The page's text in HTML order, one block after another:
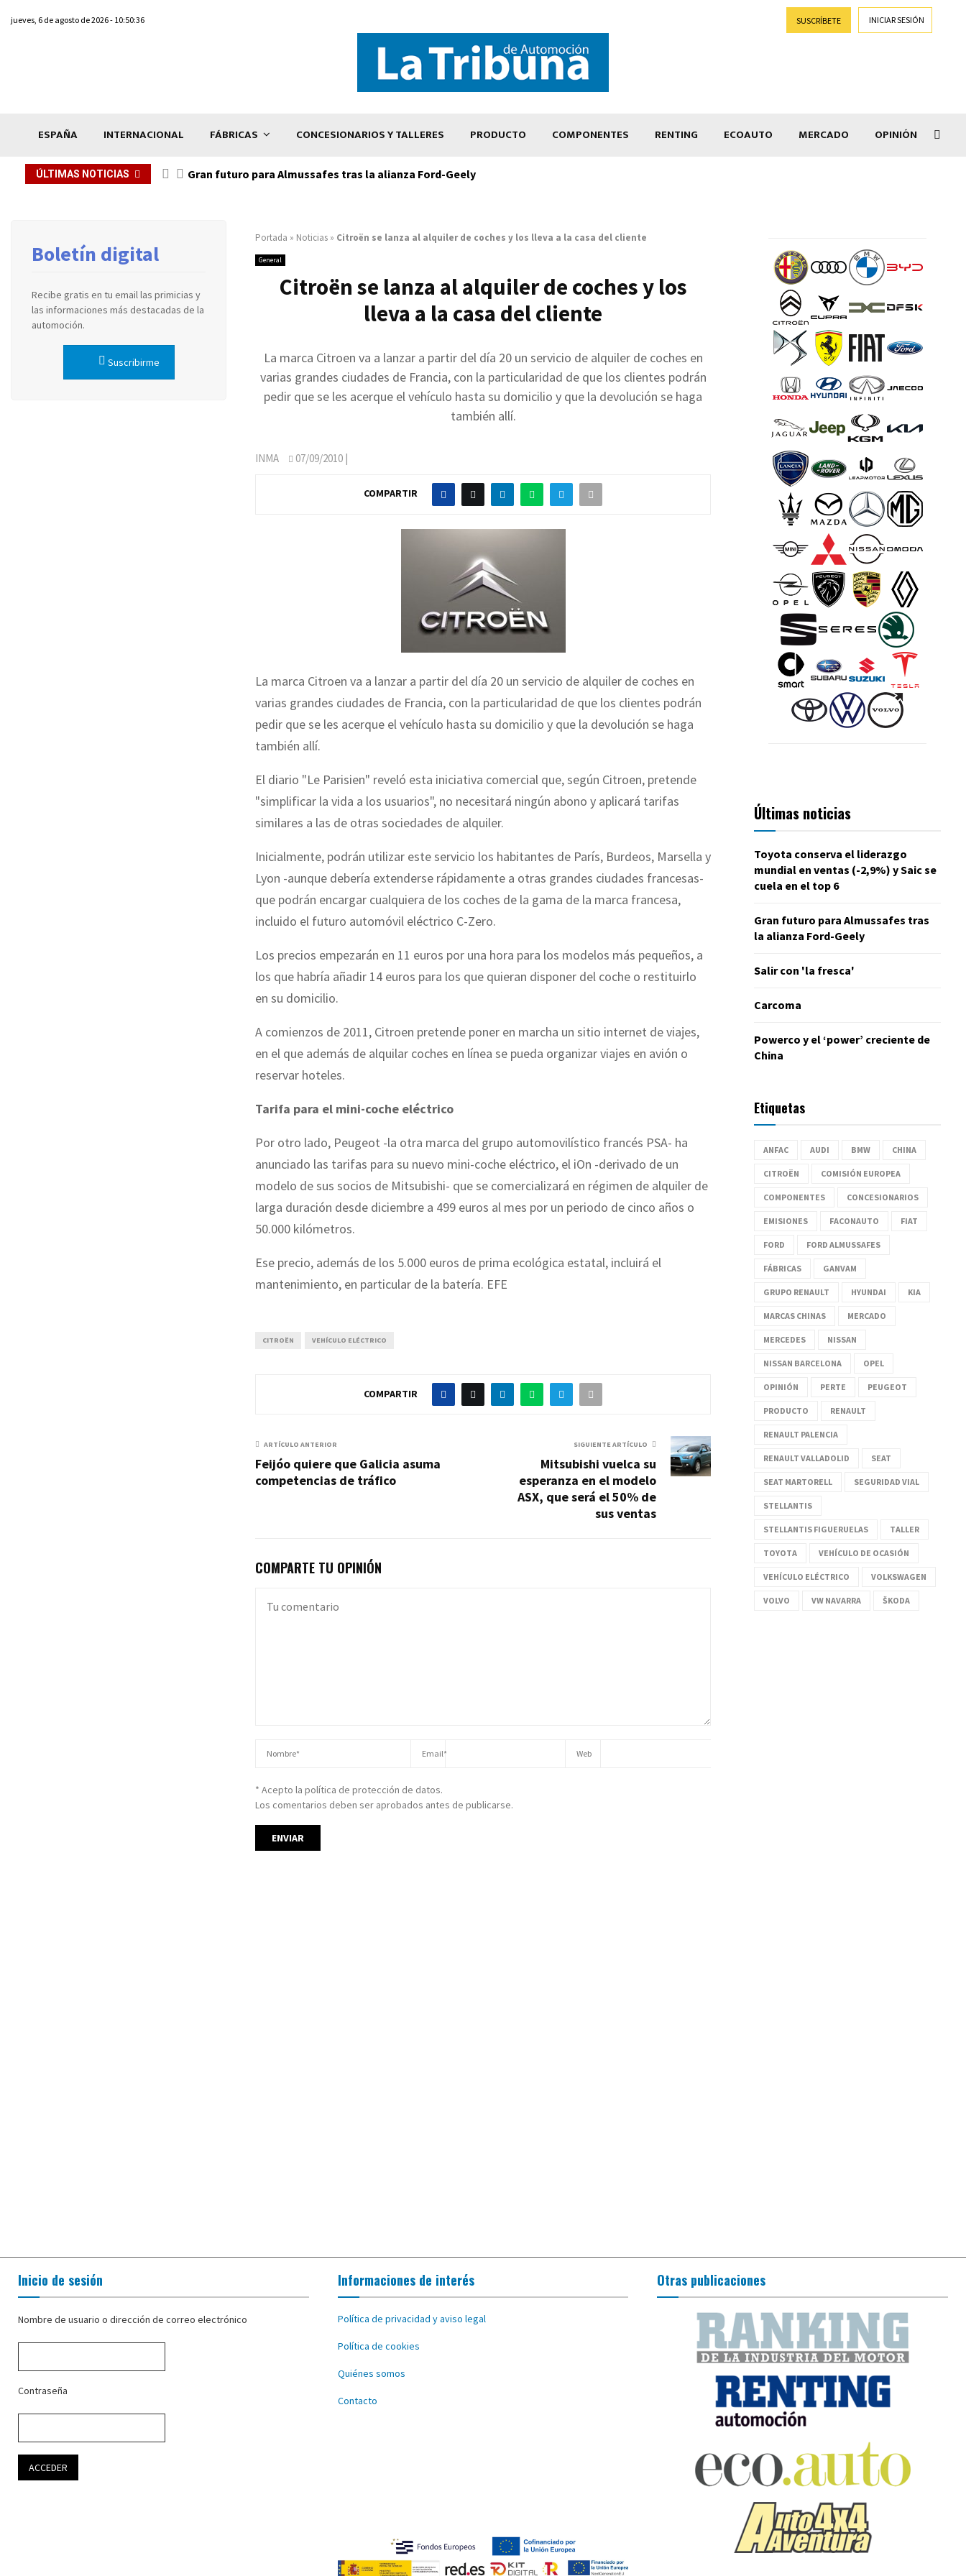
jueves, 6 de agosto de 2026 - 10:50:36 SUSCRÍBETE INICIAR SESIÓN
ESPAÑA INTERNACIONAL FÁBRICAS CONCESIONARIOS Y TALLERES PRODUCTO COMPONENTES RENTING ECOAUTO MERCADO OPINIÓN
ÚLTIMAS NOTICIAS Gran futuro para Almussafes tras la alianza Ford-Geely
Portada » Noticias » Citroën se lanza al alquiler de coches y los lleva a la casa del cliente
General
Citroën se lanza al alquiler de coches y los
lleva a la casa del cliente
La marca Citroen va a lanzar a partir del día 20 un servicio de alquiler de coches en
varias grandes ciudades de Francia, con la particularidad de que los clientes podrán
pedir que se les acerque el vehículo hasta su domicilio y que la devolución se haga
también allí.
INMA 07/09/2010 |
COMPARTIR
La marca Citroen va a lanzar a partir del día 20 un servicio de alquiler de coches en
varias grandes ciudades de Francia, con la particularidad de que los clientes podrán
pedir que se les acerque el vehículo hasta su domicilio y que la devolución se haga
también allí.
El diario "Le Parisien" reveló esta iniciativa comercial que, según Citroen, pretende
"simplificar la vida a los usuarios", no necesitará ningún abono y aplicará tarifas
similares a las de otras sociedades de alquiler.
Inicialmente, podrán utilizar este servicio los habitantes de París, Burdeos, Marsella y
Lyon -aunque debería extenderse rápidamente a otras grandes ciudades francesas-
que podrán encargar cualquiera de los coches de la gama de la marca francesa,
incluido el futuro automóvil eléctrico C-Zero.
Los precios empezarán en 11 euros por una hora para los modelos más pequeños, a
los que habría añadir 14 euros para los que quieran disponer del coche o restituirlo
en su domicilio.
A comienzos de 2011, Citroen pretende poner en marcha un sitio internet de viajes,
en el que además de alquilar coches en línea se pueda organizar viajes en avión o
reservar hoteles.
Tarifa para el mini-coche eléctrico
Por otro lado, Peugeot -la otra marca del grupo automovilístico francés PSA- ha
anunciado las tarifas para su nuevo mini-coche eléctrico, el iOn -derivado de un
modelo de sus socios de Mitsubishi- que se comercializará en régimen de alquiler de
larga duración desde diciembre a 499 euros al mes por un periodo de cinco años o
50.000 kilómetros.
Ese precio, además de los 5.000 euros de prima ecológica estatal, incluirá el
mantenimiento, en particular de la batería. EFE
CITROËN VEHÍCULO ELÉCTRICO
COMPARTIR
ARTÍCULO ANTERIOR
Feijóo quiere que Galicia asuma
competencias de tráfico
SIGUIENTE ARTÍCULO
Mitsubishi vuelca su
esperanza en el modelo
ASX, que será el 50% de
sus ventas
COMPARTE TU OPINIÓN
* Acepto la política de protección de datos.
Los comentarios deben ser aprobados antes de publicarse.
Boletín digital
Recibe gratis en tu email las primicias y
las informaciones más destacadas de la
automoción.
Suscribirme
Últimas noticias
Toyota conserva el liderazgo
mundial en ventas (-2,9%) y Saic se
cuela en el top 6
Gran futuro para Almussafes tras
la alianza Ford-Geely
Salir con 'la fresca'
Carcoma
Powerco y el ‘power’ creciente de
China
Etiquetas
ANFAC AUDI BMW CHINA
CITROËN COMISIÓN EUROPEA
COMPONENTES CONCESIONARIOS
EMISIONES FACONAUTO FIAT
FORD FORD ALMUSSAFES
FÁBRICAS GANVAM
GRUPO RENAULT HYUNDAI KIA
MARCAS CHINAS MERCADO
MERCEDES NISSAN
NISSAN BARCELONA OPEL
OPINIÓN PERTE PEUGEOT
PRODUCTO RENAULT
RENAULT PALENCIA
RENAULT VALLADOLID SEAT
SEAT MARTORELL SEGURIDAD VIAL
STELLANTIS
STELLANTIS FIGUERUELAS TALLER
TOYOTA VEHÍCULO DE OCASIÓN
VEHÍCULO ELÉCTRICO VOLKSWAGEN
VOLVO VW NAVARRA ŠKODA
Inicio de sesión
Nombre de usuario o dirección de correo electrónico
Contraseña
Informaciones de interés
Política de privacidad y aviso legal
Política de cookies
Quiénes somos
Contacto
Otras publicaciones